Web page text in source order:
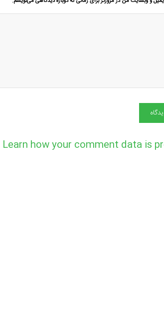
Learn how your comment data is